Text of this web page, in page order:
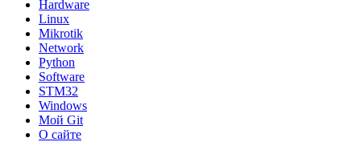
Hardware
Linux
Mikrotik
Network
Python
Software
STM32
Windows
Мой Git
О сайте